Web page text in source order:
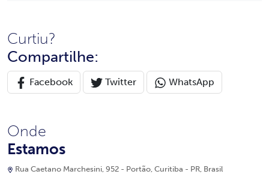
Curtiu?
Compartilhe:
Facebook Twitter WhatsApp
Onde
Estamos
Rua Caetano Marchesini, 952 - Portão, Curitiba - PR, Brasil